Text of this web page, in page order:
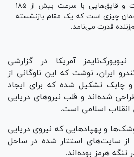
نیروی دریایی عادی است و قایق‌هایی با سرعت بیش از ۱۸۵
چیزی است که یک مقام بازنشسته
قدرت می‌نامد.
نیویورک‌تایمز آمریکا در گزارشی
ایران، نوشت که این ناوگانی از
چابک تشکیل شده که برای ایجاد
شده‌اند و قلب نیرو‌های دریایی
انقلاب اسلامی است.
و پهپاد‌هایی که نیروی دریایی
از سایت‌های استتار شده در ساحل
تنگه هرمز بوده‌اند.